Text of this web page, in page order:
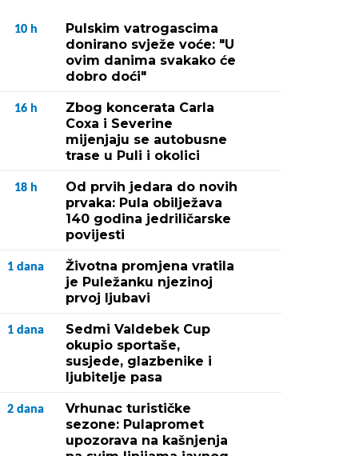
10 h
Pulskim vatrogascima
donirano svježe voće: "U
ovim danima svakako će
dobro doći"
16 h
Zbog koncerata Carla
Coxa i Severine
mijenjaju se autobusne
trase u Puli i okolici
18 h
Od prvih jedara do novih
prvaka: Pula obilježava
140 godina jedriličarske
povijesti
1 dana
Životna promjena vratila
je Puležanku njezinoj
prvoj ljubavi
1 dana
Sedmi Valdebek Cup
okupio sportaše,
susjede, glazbenike i
ljubitelje pasa
2 dana
Vrhunac turističke
sezone: Pulapromet
upozorava na kašnjenja